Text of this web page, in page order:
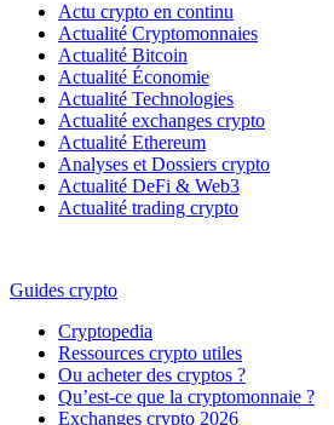
Actu crypto en continu
Actualité Cryptomonnaies
Actualité Bitcoin
Actualité Économie
Actualité Technologies
Actualité exchanges crypto
Actualité Ethereum
Analyses et Dossiers crypto
Actualité DeFi & Web3
Actualité trading crypto
Guides crypto
Cryptopedia
Ressources crypto utiles
Ou acheter des cryptos ?
Qu’est-ce que la cryptomonnaie ?
Exchanges crypto 2026